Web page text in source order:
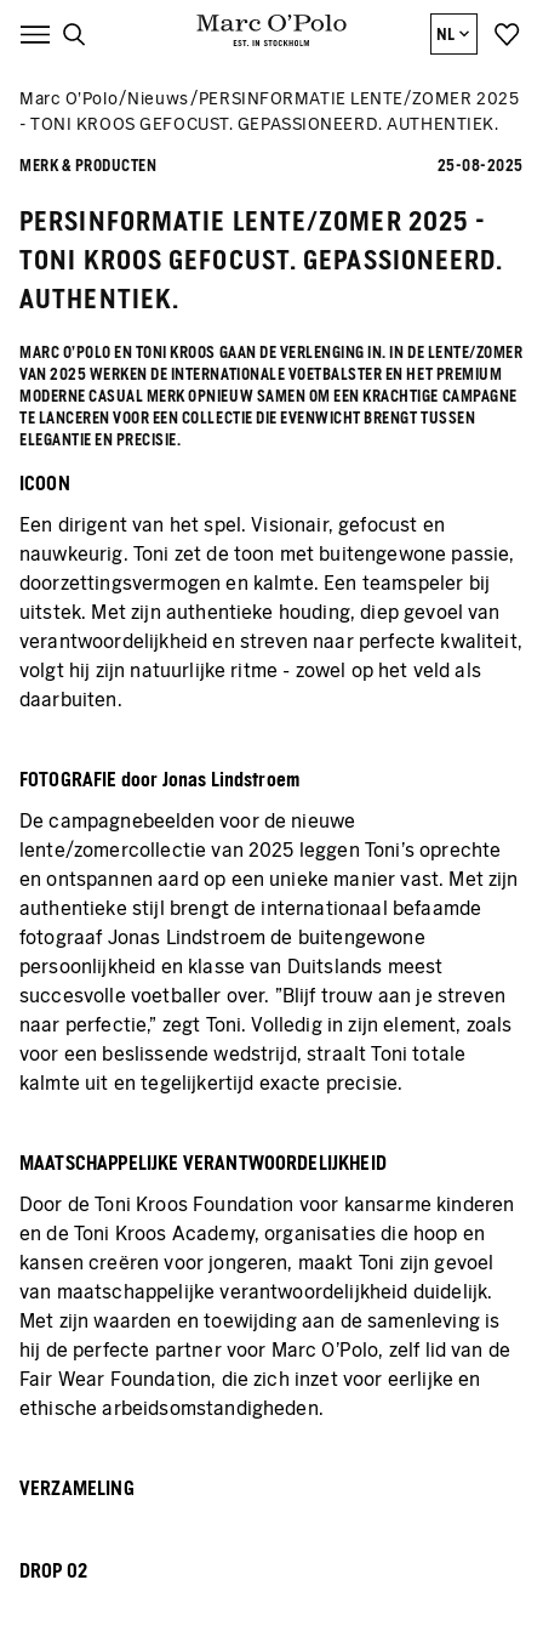
NL
Marc O’Polo Nieuws
PERSINFORMATIE LENTE/ZOMER 2025
- TONI KROOS GEFOCUST. GEPASSIONEERD. AUTHENTIEK.
MERK & PRODUCTEN 25-08-2025
PERSINFORMATIE LENTE/ZOMER 2025 -
TONI KROOS GEFOCUST. GEPASSIONEERD.
AUTHENTIEK.
MARC O'POLO EN TONI KROOS GAAN DE VERLENGING IN. IN DE LENTE/ZOMER
VAN 2025 WERKEN DE INTERNATIONALE VOETBALSTER EN HET PREMIUM
MODERNE CASUAL MERK OPNIEUW SAMEN OM EEN KRACHTIGE CAMPAGNE
TE LANCEREN VOOR EEN COLLECTIE DIE EVENWICHT BRENGT TUSSEN
ELEGANTIE EN PRECISIE.
ICOON
Een dirigent van het spel. Visionair, gefocust en
nauwkeurig. Toni zet de toon met buitengewone passie,
doorzettingsvermogen en kalmte. Een teamspeler bij
uitstek. Met zijn authentieke houding, diep gevoel van
verantwoordelijkheid en streven naar perfecte kwaliteit,
volgt hij zijn natuurlijke ritme - zowel op het veld als
daarbuiten.
FOTOGRAFIE door Jonas Lindstroem
De campagnebeelden voor de nieuwe
lente/zomercollectie van 2025 leggen Toni's oprechte
en ontspannen aard op een unieke manier vast. Met zijn
authentieke stijl brengt de internationaal befaamde
fotograaf Jonas Lindstroem de buitengewone
persoonlijkheid en klasse van Duitslands meest
succesvolle voetballer over. "Blijf trouw aan je streven
naar perfectie," zegt Toni. Volledig in zijn element, zoals
voor een beslissende wedstrijd, straalt Toni totale
kalmte uit en tegelijkertijd exacte precisie.
MAATSCHAPPELIJKE VERANTWOORDELIJKHEID
Door de Toni Kroos Foundation voor kansarme kinderen
en de Toni Kroos Academy, organisaties die hoop en
kansen creëren voor jongeren, maakt Toni zijn gevoel
van maatschappelijke verantwoordelijkheid duidelijk.
Met zijn waarden en toewijding aan de samenleving is
hij de perfecte partner voor Marc O'Polo, zelf lid van de
Fair Wear Foundation, die zich inzet voor eerlijke en
ethische arbeidsomstandigheden.
VERZAMELING
DROP 02